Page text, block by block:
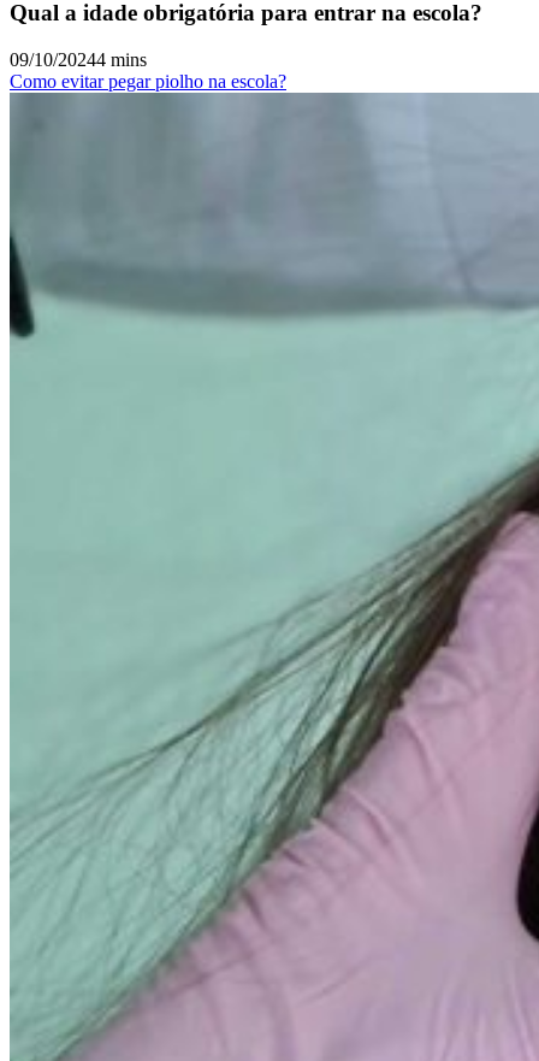
Qual a idade obrigatória para entrar na escola?
09/10/20244 mins
Como evitar pegar piolho na escola?